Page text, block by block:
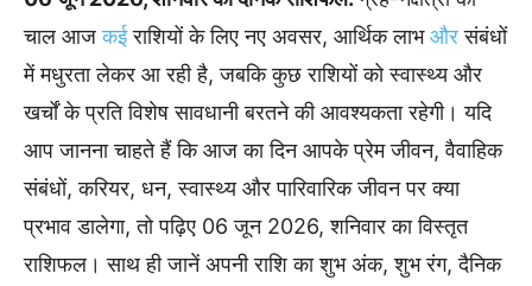
चाल आजकईराशियों के लिए नए अवसर, आर्थिक लाभऔरसंबंधों
में मधुरता लेकर आ रही है, जबकि कुछ राशियों को स्वास्थ्य और
खर्चों के प्रति विशेष सावधानी बरतने की आवश्यकता रहेगी। यदि
आप जानना चाहते हैं कि आज का दिन आपके प्रेम जीवन, वैवाहिक
संबंधों, करियर, धन, स्वास्थ्य और पारिवारिक जीवन पर क्या
प्रभाव डालेगा, तो पढ़िए 06 जून 2026, शनिवार का विस्तृत
राशिफल। साथ ही जानें अपनी राशि का शुभ अंक, शुभ रंग, दैनिक